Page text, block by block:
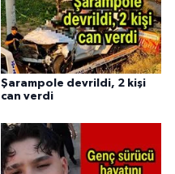
Şarampole devrildi, 2 kişi
can verdi